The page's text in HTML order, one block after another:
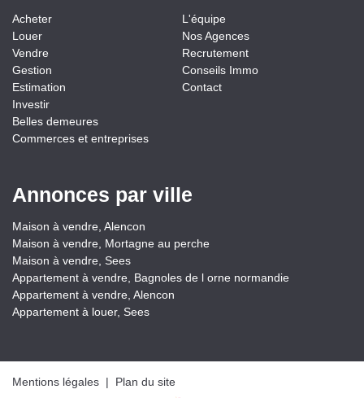
Acheter
Louer
Vendre
Gestion
Estimation
Investir
Belles demeures
Commerces et entreprises
L'équipe
Nos Agences
Recrutement
Conseils Immo
Contact
Annonces par ville
Maison à vendre, Alencon
Maison à vendre, Mortagne au perche
Maison à vendre, Sees
Appartement à vendre, Bagnoles de l orne normandie
Appartement à vendre, Alencon
Appartement à louer, Sees
Mentions légales | Plan du site